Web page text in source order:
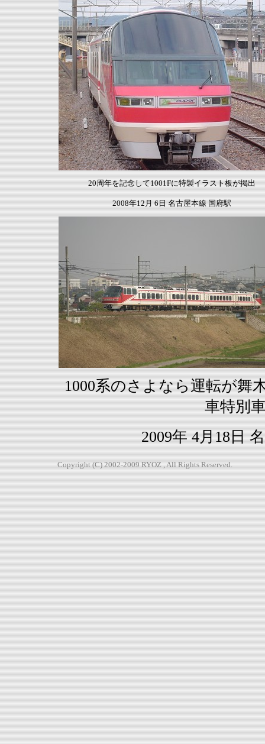
20周年を記念して1001Fに特製イラスト板が掲出
2008年12月 6日 名古屋本線 国府駅
1000系のさよなら運転が舞
車特別
2009年 4月18日
Copyright (C) 2002-2009 RYOZ , All Rights Reserved.